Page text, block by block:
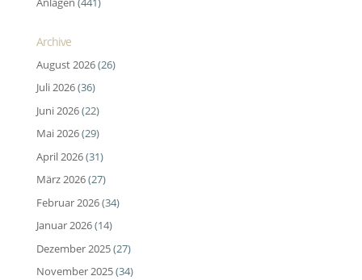
Archive
August 2026(26)
Juli 2026(36)
Juni 2026(22)
Mai 2026(29)
April 2026(31)
März 2026(27)
Februar 2026(34)
Januar 2026(14)
Dezember 2025(27)
November 2025(34)